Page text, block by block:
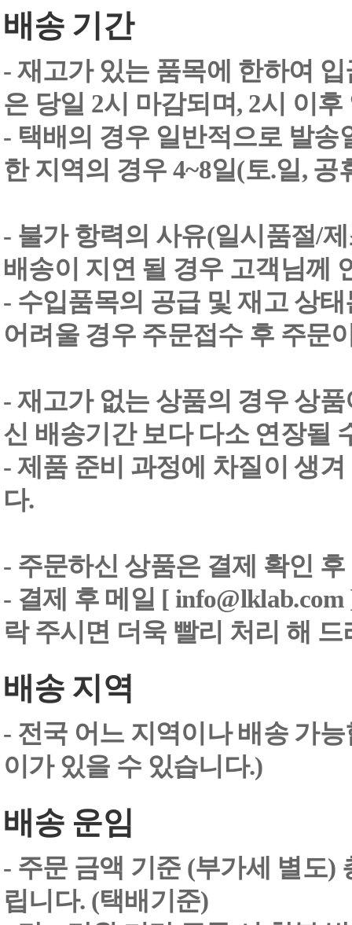
배송 기간
- 재고가 있는 품목에 한하여
은 당일 2시 마감되며, 2시 이
- 택배의 경우 일반적으로 발송
한 지역의 경우 4~8일(토.일,
- 불가 항력의 사유(일시품절/
배송이 지연 될 경우 고객님께
- 수입품목의 공급 및 재고 상
어려울 경우 주문접수 후 주문
- 재고가 없는 상품의 경우 상
신 배송기간 보다 다소 연장될
- 제품 준비 과정에 차질이 생
다.
- 주문하신 상품은 결제 확인
- 결제 후 메일 [
락 주시면 더욱 빨리 처리 해
배송 지역
- 전국 어느 지역이나 배송 가
이가 있을 수 있습니다.)
배송 운임
- 주문 금액 기준 (부가세 별도)
립니다. (택배기준)